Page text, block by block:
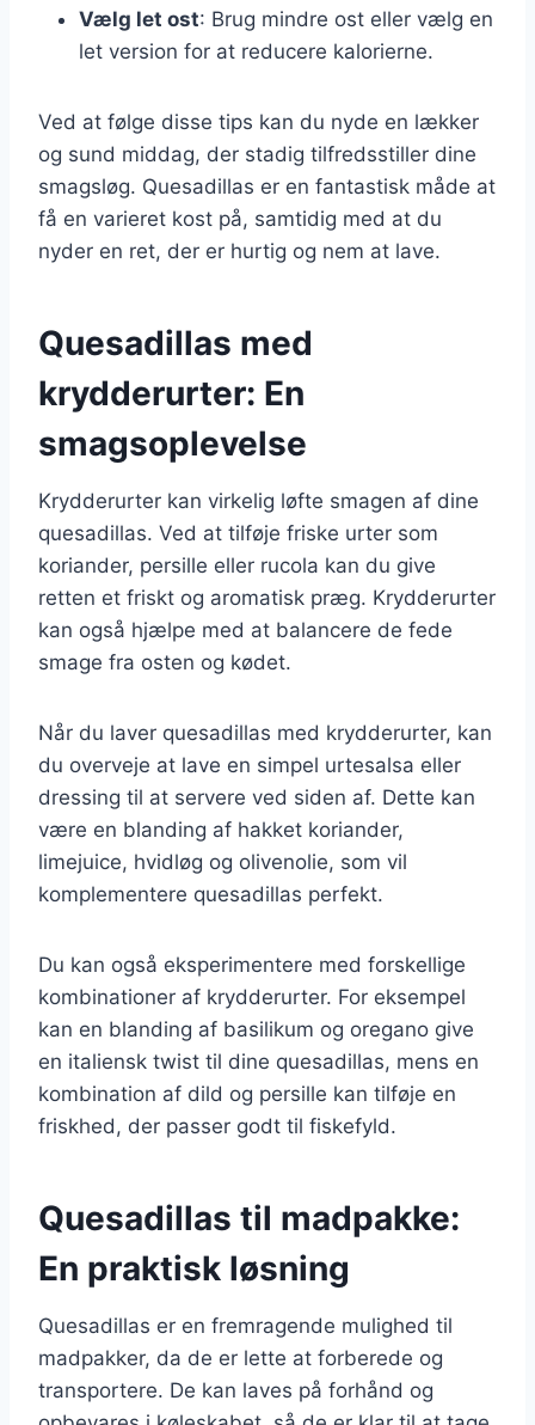
Vælg let ost: Brug mindre ost eller vælg en
let version for at reducere kalorierne.
Ved at følge disse tips kan du nyde en lækker
og sund middag, der stadig tilfredsstiller dine
smagsløg. Quesadillas er en fantastisk måde at
få en varieret kost på, samtidig med at du
nyder en ret, der er hurtig og nem at lave.
Quesadillas med
krydderurter: En
smagsoplevelse
Krydderurter kan virkelig løfte smagen af dine
quesadillas. Ved at tilføje friske urter som
koriander, persille eller rucola kan du give
retten et friskt og aromatisk præg. Krydderurter
kan også hjælpe med at balancere de fede
smage fra osten og kødet.
Når du laver quesadillas med krydderurter, kan
du overveje at lave en simpel urtesalsa eller
dressing til at servere ved siden af. Dette kan
være en blanding af hakket koriander,
limejuice, hvidløg og olivenolie, som vil
komplementere quesadillas perfekt.
Du kan også eksperimentere med forskellige
kombinationer af krydderurter. For eksempel
kan en blanding af basilikum og oregano give
en italiensk twist til dine quesadillas, mens en
kombination af dild og persille kan tilføje en
friskhed, der passer godt til fiskefyld.
Quesadillas til madpakke:
En praktisk løsning
Quesadillas er en fremragende mulighed til
madpakker, da de er lette at forberede og
transportere. De kan laves på forhånd og